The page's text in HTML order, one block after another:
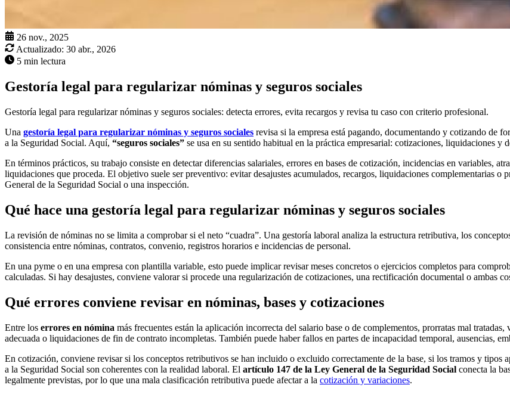
26 nov., 2025
Actualizado: 30 abr., 2026
5 min lectura
Gestoría legal para regularizar nóminas y seguros sociales
Gestoría legal para regularizar nóminas y seguros sociales: detecta errores, evita recargos y revisa tu caso con criterio profesional.
Una gestoría legal para regularizar nóminas y seguros sociales revisa si la empresa está pagando, documentando y cotizando de
a la Seguridad Social. Aquí, “seguros sociales” se usa en su sentido habitual en la práctica empresarial: cotizaciones, liquidaciones y
En términos prácticos, su trabajo consiste en detectar diferencias salariales, errores en bases de cotización, incidencias en variables,
liquidaciones que proceda. El objetivo suele ser preventivo: evitar desajustes acumulados, recargos, liquidaciones complementarias o
General de la Seguridad Social o una inspección.
Qué hace una gestoría legal para regularizar nóminas y seguros sociales
La revisión de nóminas no se limita a comprobar si el neto “cuadra”. Una gestoría laboral analiza la estructura retributiva, los
consistencia entre nóminas, contratos, convenio, registros horarios e incidencias de personal.
En una pyme o en una empresa con plantilla variable, esto puede implicar revisar meses concretos o ejercicios completos para
calculadas. Si hay desajustes, conviene valorar si procede una regularización de cotizaciones, una rectificación documental o ambas
Qué errores conviene revisar en nóminas, bases y cotizaciones
Entre los errores en nómina más frecuentes están la aplicación incorrecta del salario base o de complementos, prorratas mal
adecuada o liquidaciones de fin de contrato incompletas. También puede haber fallos en partes de incapacidad temporal, ausencias,
En cotización, conviene revisar si los conceptos retributivos se han incluido o excluido correctamente de la base, si los tramos y tipos
a la Seguridad Social son coherentes con la realidad laboral. El artículo 147 de la Ley General de la Seguridad Social conecta la
legalmente previstas, por lo que una mala clasificación retributiva puede afectar a la cotización y variaciones.